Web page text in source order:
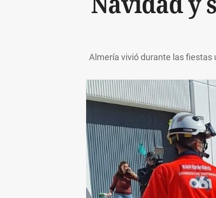
Almería vivió durante las fiestas